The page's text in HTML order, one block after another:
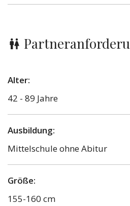
Alter:
42 - 89 Jahre
Ausbildung:
Mittelschule ohne Abitur
Größe:
155-160 cm